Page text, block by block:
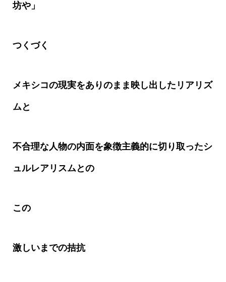
坊や」
つくづく
メキシコの現実をありのまま映し出したリアリズ
ムと
不合理な人物の内面を象徴主義的に切り取ったシ
ュルレアリスムとの
この
激しいまでの拮抗